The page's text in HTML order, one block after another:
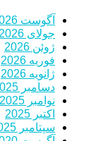
آگوست 2026
جولای 2026
ژوئن 2026
فوریه 2026
ژانویه 2026
دسامبر 2025
نوامبر 2025
اکتبر 2025
سپتامبر 2025